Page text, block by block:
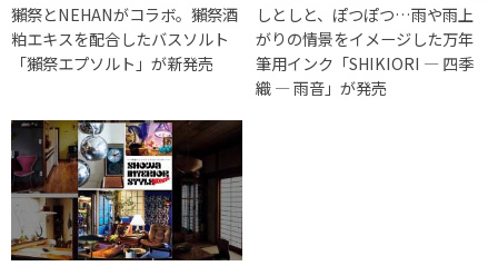
獺祭とNEHANがコラボ。獺祭酒
粕エキスを配合したバスソルト
「獺祭エプソルト」が新発売
しとしと、ぽつぽつ…雨や雨上
がりの情景をイメージした万年
筆用インク「SHIKIORI ― 四季
織 ― 雨音」が発売